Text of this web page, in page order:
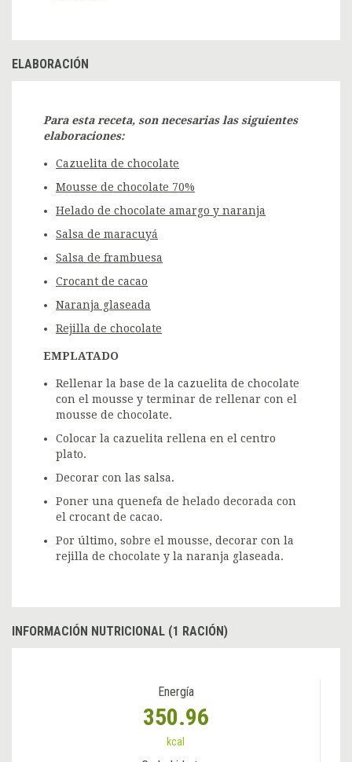
ELABORACIÓN
Para esta receta, son necesarias las siguientes
elaboraciones:
Cazuelita de chocolate
Mousse de chocolate 70%
Helado de chocolate amargo y naranja
Salsa de maracuyá
Salsa de frambuesa
Crocant de cacao
Naranja glaseada
Rejilla de chocolate
EMPLATADO
Rellenar la base de la cazuelita de chocolate
con el mousse y terminar de rellenar con el
mousse de chocolate.
Colocar la cazuelita rellena en el centro
plato.
Decorar con las salsa.
Poner una quenefa de helado decorada con
el crocant de cacao.
Por último, sobre el mousse, decorar con la
rejilla de chocolate y la naranja glaseada.
INFORMACIÓN NUTRICIONAL (1 RACIÓN)
Energía
350.96
kcal